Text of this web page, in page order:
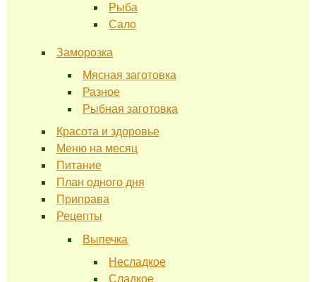
Рыба
Сало
Заморозка
Мясная заготовка
Разное
Рыбная заготовка
Красота и здоровье
Меню на месяц
Питание
План одного дня
Приправа
Рецепты
Выпечка
Несладкое
Сладкое